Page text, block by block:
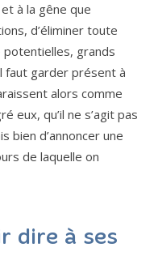
à la gêne que
d’éliminer toute
grands
faut garder présent à
alors comme
eux, qu’il ne s’agit pas
bien d’annoncer une
de laquelle on
dire à ses